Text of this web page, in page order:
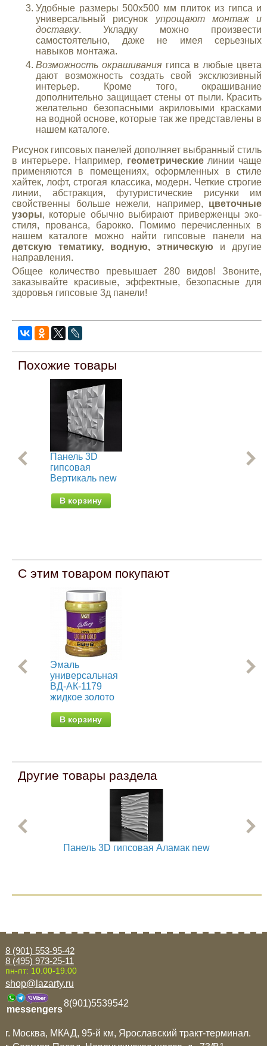
Удобные размеры 500х500 мм плиток из гипса и
универсальный рисунок упрощают монтаж и
доставку. Укладку можно произвести
самостоятельно, даже не имея серьезных
навыков монтажа.
Возможность окрашивания гипса в любые цвета
дают возможность создать свой эксклюзивный
интерьер. Кроме того, окрашивание
дополнительно защищает стены от пыли. Красить
желательно безопасными акриловыми красками
на водной основе, которые так же представлены в
нашем каталоге.
Рисунок гипсовых панелей дополняет выбранный стиль
в интерьере. Например, геометрическиелинии чаще
применяются в помещениях, оформленных в стиле
хайтек, лофт, строгая классика, модерн. Четкие строгие
линии, абстракция, футуристические рисунки им
свойственны больше нежели, например, цветочные
узоры, которые обычно выбирают приверженцы эко-
стиля, прованса, барокко. Помимо перечисленных в
нашем каталоге можно найти гипсовые панели на
детскую тематику, водную, этническую и другие
направления.
Общее количество превышает 280 видов! Звоните,
заказывайте красивые, эффектные, безопасные для
здоровья гипсовые 3д панели!
Похожие товары
Панель 3D
гипсовая
Вертикаль new
В корзину
С этим товаром покупают
Эмаль
универсальная
ВД-АК-1179
жидкое золото
В корзину
Другие товары раздела
Панель 3D гипсовая Аламак new
8 (901) 553-95-42
8 (495) 973-25-11
пн-пт: 10.00-19.00
shop@lazarty.ru
messengers
8(901)5539542
г. Москва, МКАД, 95-й км, Ярославский тракт-терминал.